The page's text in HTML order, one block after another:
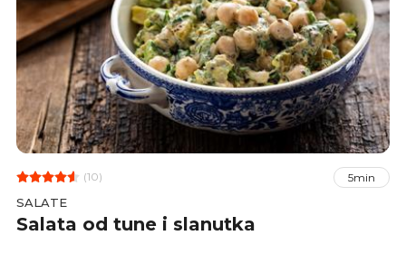
(10) 5min
SALATE
Salata od tune i slanutka